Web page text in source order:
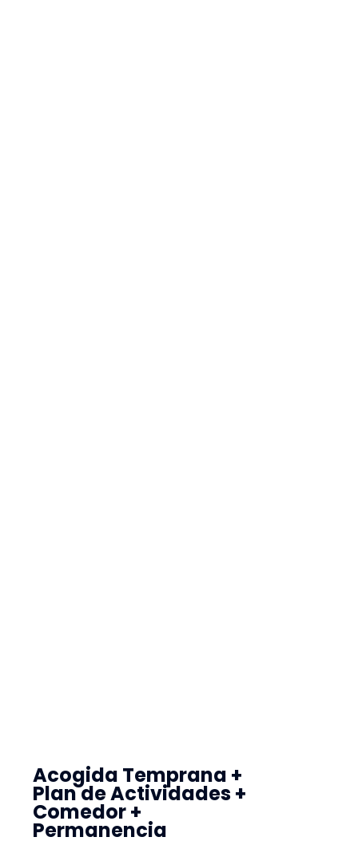
Acogida Temprana +
Plan de Actividades +
Comedor +
Permanencia